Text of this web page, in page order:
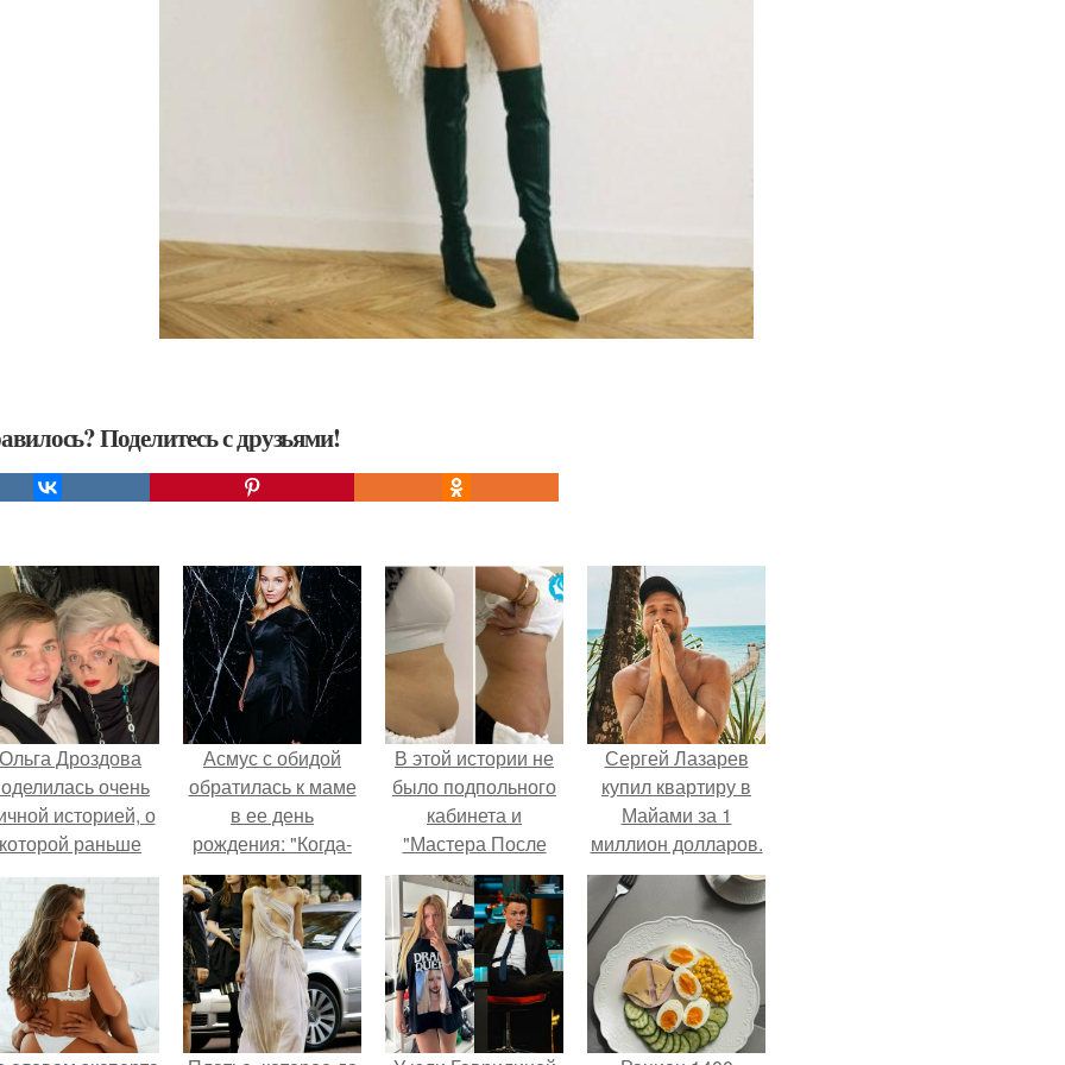
Поделитесь с друзьями!
Ольга Дроздова
очень
историей, о
которой раньше
не говорила.
Асмус с обидой
обратилась к маме
в ее день
рождения: "Когда-
нибудь я Перестану
Тебе Доказывать, и
мы Обнимемся на
Полную".
В этой истории не
было подпольного
кабинета и
"Мастера После
Двухнедельных
Курсов".
Сергей Лазарев
купил квартиру в
Майами за 1
миллион долларов.